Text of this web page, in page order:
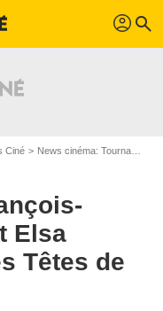
profil search
Ciné News cinéma: Tournages
Elsa
Têtes de